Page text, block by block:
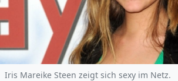
Iris Mareike Steen zeigt sich sexy im Netz.